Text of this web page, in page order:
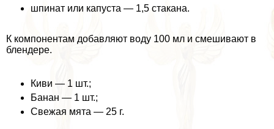
шпинат или капуста — 1,5 стакана.
К компонентам добавляют воду 100 мл и смешивают в
блендере.
Киви — 1 шт.;
Банан — 1 шт.;
Свежая мята — 25 г.